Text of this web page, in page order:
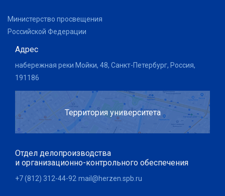
Министерство просвещения
Российской Федерации
Адрес
набережная реки Мойки, 48, Санкт-Петербург, Россия,
191186
Территория университета
Отдел делопроизводства
и организационно-контрольного обеспечения
+7 (812) 312-44-92 mail@herzen.spb.ru